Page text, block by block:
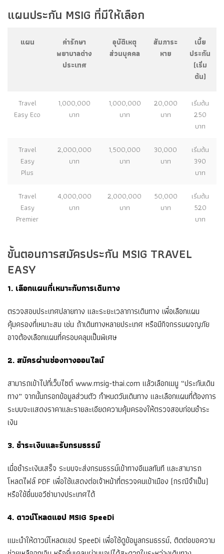
แผนประกัน MSIG ที่มีให้เลือก
แผน
ค่ารักษา
พยาบาลต่าง
ประเทศ
อุบัติเหตุ
ส่วนบุคคล
สัมภาระ
หาย
เบี้ย
ประกัน
(เริ่ม
ต้น)
Travel
Easy Eco
1,000,000
บาท
1,000,000
บาท
20,000
บาท
เริ่มต้น
250
บาท
Travel
Easy
Plus
2,000,000
บาท
1,500,000
บาท
30,000
บาท
เริ่มต้น
390
บาท
Travel
Easy
Premier
4,000,000
บาท
2,000,000
บาท
50,000
บาท
เริ่มต้น
520
บาท
ขั้นตอนการสมัครประกัน MSIG TRAVEL
EASY
1. เลือกแผนที่เหมาะกับการเดินทาง
ตรวจสอบประเทศปลายทาง และระยะเวลาการเดินทาง เพื่อเลือกแผน
คุ้มครองที่เหมาะสม เช่น ถ้าเดินทางหลายประเทศ หรือมีกิจกรรมผจญภัย
อาจต้องเลือกแผนที่ครอบคลุมเป็นพิเศษ
2. สมัครผ่านช่องทางออนไลน์
สามารถเข้าไปที่เว็บไซต์ www.msig-thai.com แล้วเลือกเมนู “ประกันเดิน
ทาง” จากนั้นกรอกข้อมูลส่วนตัว กำหนดวันเดินทาง และเลือกแผนที่ต้องการ
ระบบจะแสดงราคาและรายละเอียดความคุ้มครองให้ตรวจสอบก่อนชำระ
เงิน
3. ชำระเงินและรับกรมธรรม์
เมื่อชำระเงินเสร็จ ระบบจะส่งกรมธรรม์เข้าทางอีเมลทันที และสามารถ
โหลดไฟล์ PDF เพื่อใช้แสดงต่อเจ้าหน้าที่ตรวจคนเข้าเมือง (กรณีจำเป็น)
หรือใช้ยื่นขอวีซ่าบางประเทศได้
4. ดาวน์โหลดแอป MSIG SpeeDi
แนะนำให้ดาวน์โหลดแอป SpeeDi เพื่อใช้ดูข้อมูลกรมธรรม์, ติดต่อขอความ